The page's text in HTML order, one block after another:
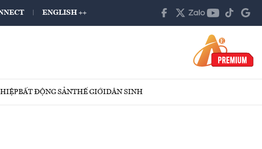
ENGLISH ++
BẤT ĐỘNG SẢNTHẾ GIỚIDÂN SINH